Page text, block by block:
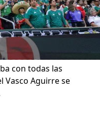
con todas las
Vasco Aguirre se